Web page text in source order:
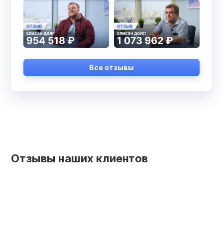
Все отзывы
Отзывы наших клиентов